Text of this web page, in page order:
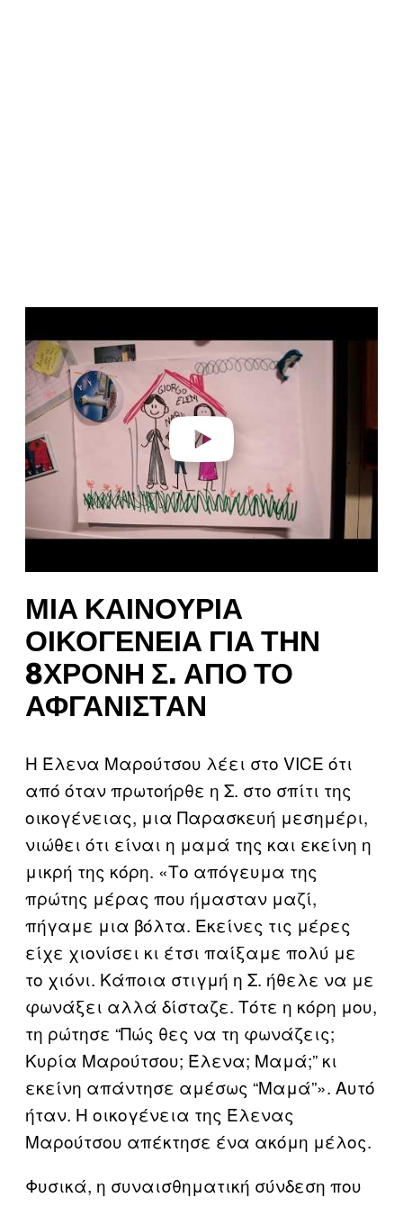
Play video
ΜΙΑ ΚΑΙΝΟΎΡΙΑ
ΟΙΚΟΓΈΝΕΙΑ ΓΙΑ ΤΗΝ
8ΧΡΟΝΗ Σ. ΑΠΌ ΤΟ
ΑΦΓΑΝΙΣΤΆΝ
Η Έλενα Μαρούτσου λέει στο VICE ότι
από όταν πρωτοήρθε η Σ. στο σπίτι της
οικογένειας, μια Παρασκευή μεσημέρι,
νιώθει ότι είναι η μαμά της και εκείνη η
μικρή της κόρη. «Το απόγευμα της
πρώτης μέρας που ήμασταν μαζί,
πήγαμε μια βόλτα. Εκείνες τις μέρες
είχε χιονίσει κι έτσι παίξαμε πολύ με
το χιόνι. Κάποια στιγμή η Σ. ήθελε να με
φωνάξει αλλά δίσταζε. Τότε η κόρη μου,
τη ρώτησε “Πώς θες να τη φωνάζεις;
Κυρία Μαρούτσου; Έλενα; Μαμά;” κι
εκείνη απάντησε αμέσως “Μαμά”». Αυτό
ήταν. Η οικογένεια της Έλενας
Μαρούτσου απέκτησε ένα ακόμη μέλος.
Φυσικά, η συναισθηματική σύνδεση που